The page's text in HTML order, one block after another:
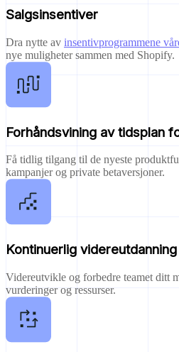
Salgsinsentiver
Dra nytte av insentivprogrammene
nye muligheter sammen med Shopify.
Forhåndsvining av tidsplan
Få tidlig tilgang til de nyeste
kampanjer og private betaversjoner.
Kontinuerlig videreutdanning
Videreutvikle og forbedre teamet ditt
vurderinger og ressurser.